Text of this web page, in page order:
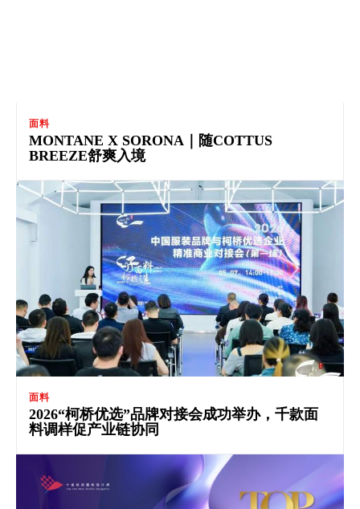
面料
MONTANE X SORONA｜随COTTUS
BREEZE舒爽入境
面料
2026“柯桥优选”品牌对接会成功举办，千款面
料调样促产业链协同